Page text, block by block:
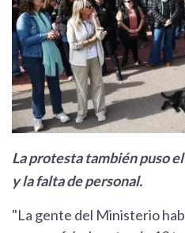
La protesta también puso
y la falta de personal.
"La gente del Ministerio